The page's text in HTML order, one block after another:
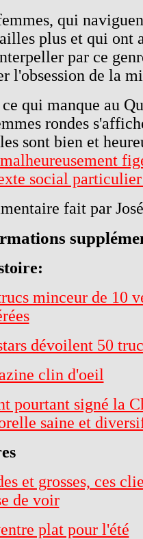
qui
plus et qui ont
par ce
l'obsession de la
qui manque au
rondes
sont bien et
social particulier
fait par
minceur de 10
dévoilent 50
clin d'oeil
pourtant signé la
saine et
et grosses, ces
de voir
plat pour l'été